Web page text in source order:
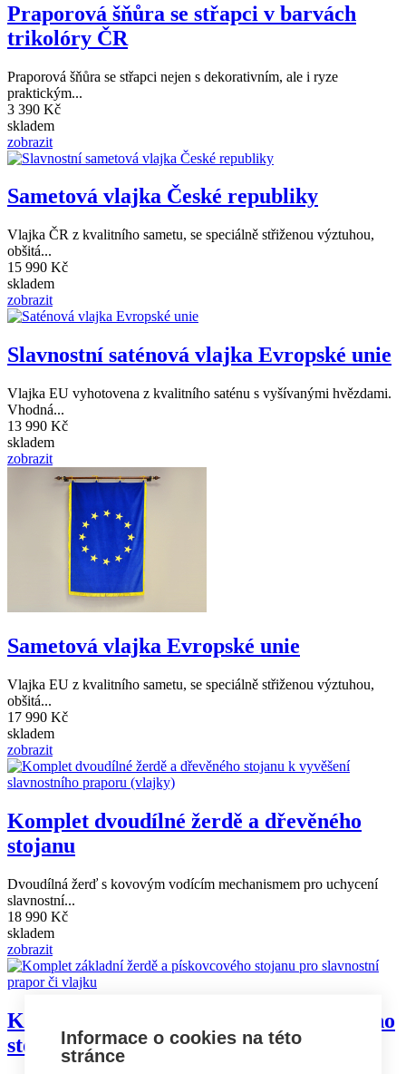
Praporová šňůra se střapci v barvách
trikolóry ČR
Praporová šňůra se střapci nejen s dekorativním, ale i ryze
praktickým...
3 390 Kč
skladem
zobrazit
Sametová vlajka České republiky
Vlajka ČR z kvalitního sametu, se speciálně střiženou výztuhou,
obšitá...
15 990 Kč
skladem
zobrazit
Slavnostní saténová vlajka Evropské unie
Vlajka EU vyhotovena z kvalitního saténu s vyšívanými hvězdami.
Vhodná...
13 990 Kč
skladem
zobrazit
Sametová vlajka Evropské unie
Vlajka EU z kvalitního sametu, se speciálně střiženou výztuhou,
obšitá...
17 990 Kč
skladem
zobrazit
Komplet dvoudílné žerdě a dřevěného
stojanu
Dvoudílná žerď s kovovým vodícím mechanismem pro uchycení
slavnostní...
18 990 Kč
skladem
zobrazit
Komplet jednodílné žerdě a pískovcového
stojanuInformace o cookies na této
stránce